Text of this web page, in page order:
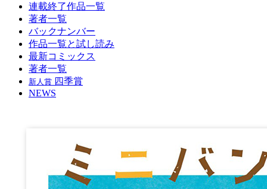
連載終了作品一覧
著者一覧
バックナンバー
作品一覧と試し読み
最新コミックス
著者一覧
新人賞 四季賞
NEWS